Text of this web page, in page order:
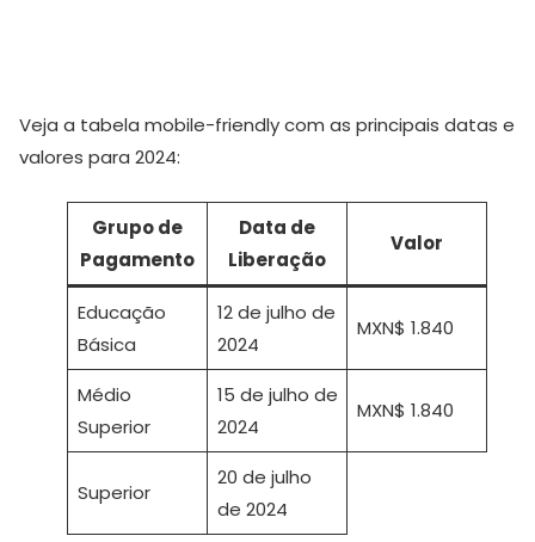
Veja a tabela mobile-friendly com as principais datas e
valores para 2024:
Grupo de
Pagamento
Data de
Liberação
Valor
Educação
Básica
12 de julho de
2024
MXN$ 1.840
Médio
Superior
15 de julho de
2024
MXN$ 1.840
Superior
20 de julho
de 2024